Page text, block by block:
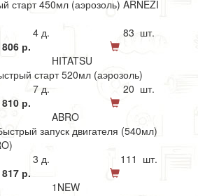
старт 450мл (аэрозоль) ARNEZI
4 д.
83 шт.
806 р.
HITATSU
старт 520мл (аэрозоль)
7 д.
20 шт.
810 р.
ABRO
запуск двигателя (540мл)
3 д.
111 шт.
817 р.
1NEW